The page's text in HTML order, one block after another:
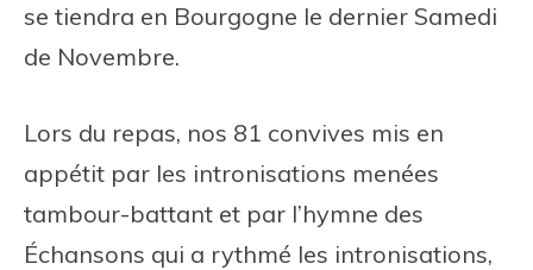
se tiendra en Bourgogne le dernier Samedi
de Novembre.
Lors du repas, nos 81 convives mis en
appétit par les intronisations menées
tambour-battant et par l’hymne des
Échansons qui a rythmé les intronisations,